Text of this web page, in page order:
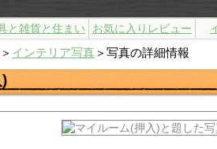
と雑貨と住まい お気に入りレビュー
＞ インテリア写真＞写真の詳細情報